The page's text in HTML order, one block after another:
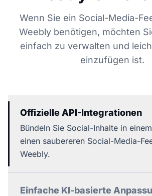
Wenn Sie ein Social-Media-
Weebly benötigen, möchten
einfach zu verwalten und
einzufügen ist.
Offizielle API-Integrationen
Bündeln Sie Social-Inhalte in
einen saubereren Social-Media-
Weebly.
Einfache KI-basierte